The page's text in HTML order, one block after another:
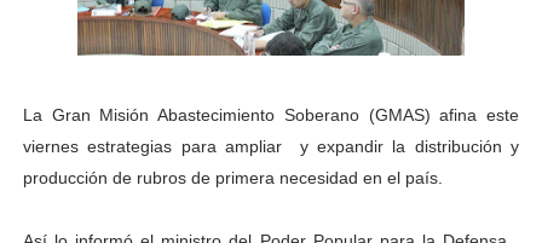
CorpoMérida continúa con ciclos de formación
Nevado Gas optimiza servicio residencial en la
Balance semestral impulsa inclusión y atención a
Plan Vacacional Comunitario “Ríe 2026” recorre las
La Gran Misión Abastecimiento Soberano (GMAS) afina este
viernes estrategias para ampliar y expandir la distribución y
producción de rubros de primera necesidad en el país.